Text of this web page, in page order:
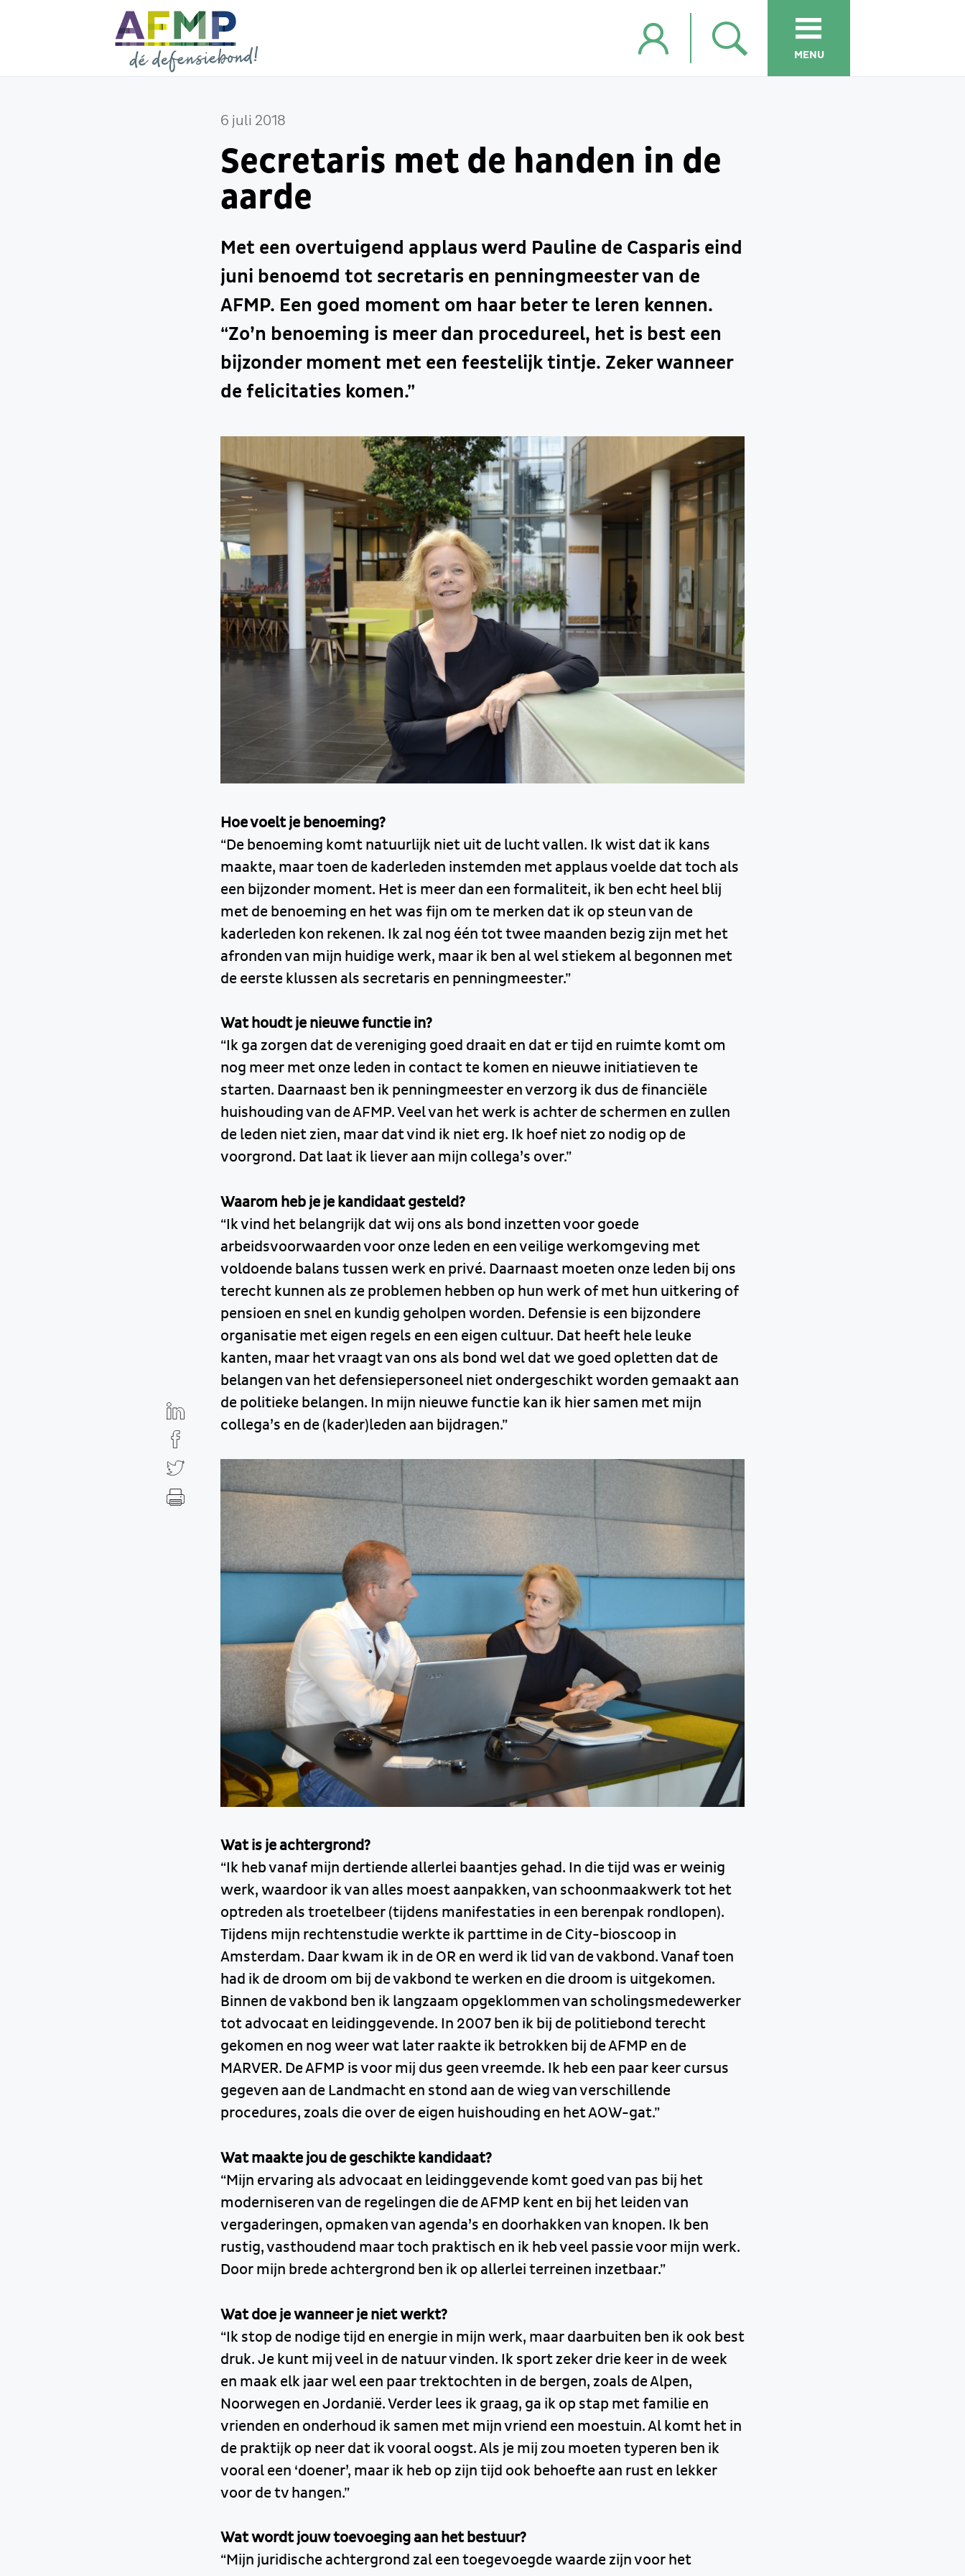
MENU
6 juli 2018
Secretaris met de handen in de
aarde
Met een overtuigend applaus werd Pauline de Casparis eind
juni benoemd tot secretaris en penningmeester van de
AFMP. Een goed moment om haar beter te leren kennen.
“Zo’n benoeming is meer dan procedureel, het is best een
bijzonder moment met een feestelijk tintje. Zeker wanneer
de felicitaties komen.”
Hoe voelt je benoeming?
“De benoeming komt natuurlijk niet uit de lucht vallen. Ik wist dat ik kans
maakte, maar toen de kaderleden instemden met applaus voelde dat toch als
een bijzonder moment. Het is meer dan een formaliteit, ik ben echt heel blij
met de benoeming en het was fijn om te merken dat ik op steun van de
kaderleden kon rekenen. Ik zal nog één tot twee maanden bezig zijn met het
afronden van mijn huidige werk, maar ik ben al wel stiekem al begonnen met
de eerste klussen als secretaris en penningmeester.”
Wat houdt je nieuwe functie in?
“Ik ga zorgen dat de vereniging goed draait en dat er tijd en ruimte komt om
nog meer met onze leden in contact te komen en nieuwe initiatieven te
starten. Daarnaast ben ik penningmeester en verzorg ik dus de financiële
huishouding van de AFMP. Veel van het werk is achter de schermen en zullen
de leden niet zien, maar dat vind ik niet erg. Ik hoef niet zo nodig op de
voorgrond. Dat laat ik liever aan mijn collega’s over.”
Waarom heb je je kandidaat gesteld?
“Ik vind het belangrijk dat wij ons als bond inzetten voor goede
arbeidsvoorwaarden voor onze leden en een veilige werkomgeving met
voldoende balans tussen werk en privé. Daarnaast moeten onze leden bij ons
terecht kunnen als ze problemen hebben op hun werk of met hun uitkering of
pensioen en snel en kundig geholpen worden. Defensie is een bijzondere
organisatie met eigen regels en een eigen cultuur. Dat heeft hele leuke
kanten, maar het vraagt van ons als bond wel dat we goed opletten dat de
belangen van het defensiepersoneel niet ondergeschikt worden gemaakt aan
de politieke belangen. In mijn nieuwe functie kan ik hier samen met mijn
collega’s en de (kader)leden aan bijdragen.”
Wat is je achtergrond?
“Ik heb vanaf mijn dertiende allerlei baantjes gehad. In die tijd was er weinig
werk, waardoor ik van alles moest aanpakken, van schoonmaakwerk tot het
optreden als troetelbeer (tijdens manifestaties in een berenpak rondlopen).
Tijdens mijn rechtenstudie werkte ik parttime in de City-bioscoop in
Amsterdam. Daar kwam ik in de OR en werd ik lid van de vakbond. Vanaf toen
had ik de droom om bij de vakbond te werken en die droom is uitgekomen.
Binnen de vakbond ben ik langzaam opgeklommen van scholingsmedewerker
tot advocaat en leidinggevende. In 2007 ben ik bij de politiebond terecht
gekomen en nog weer wat later raakte ik betrokken bij de AFMP en de
MARVER. De AFMP is voor mij dus geen vreemde. Ik heb een paar keer cursus
gegeven aan de Landmacht en stond aan de wieg van verschillende
procedures, zoals die over de eigen huishouding en het AOW-gat.”
Wat maakte jou de geschikte kandidaat?
“Mijn ervaring als advocaat en leidinggevende komt goed van pas bij het
moderniseren van de regelingen die de AFMP kent en bij het leiden van
vergaderingen, opmaken van agenda’s en doorhakken van knopen. Ik ben
rustig, vasthoudend maar toch praktisch en ik heb veel passie voor mijn werk.
Door mijn brede achtergrond ben ik op allerlei terreinen inzetbaar.”
Wat doe je wanneer je niet werkt?
“Ik stop de nodige tijd en energie in mijn werk, maar daarbuiten ben ik ook best
druk. Je kunt mij veel in de natuur vinden. Ik sport zeker drie keer in de week
en maak elk jaar wel een paar trektochten in de bergen, zoals de Alpen,
Noorwegen en Jordanië. Verder lees ik graag, ga ik op stap met familie en
vrienden en onderhoud ik samen met mijn vriend een moestuin. Al komt het in
de praktijk op neer dat ik vooral oogst. Als je mij zou moeten typeren ben ik
vooral een ‘doener’, maar ik heb op zijn tijd ook behoefte aan rust en lekker
voor de tv hangen.”
Wat wordt jouw toevoeging aan het bestuur?
“Mijn juridische achtergrond zal een toegevoegde waarde zijn voor het